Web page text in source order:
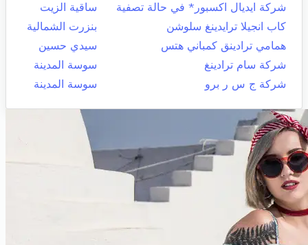
شركة ايديال اكسبور* في حالة تصفية
ساقية الزيت
كاب انجيلا ترايدينغ سلوشن
بنزرت الشمالية
همامي ترادينق كمباني هتس
سيدي حسين
شركة سام ترادينغ
سوسة المدينة
شركة ج س ر برو
سوسة المدينة